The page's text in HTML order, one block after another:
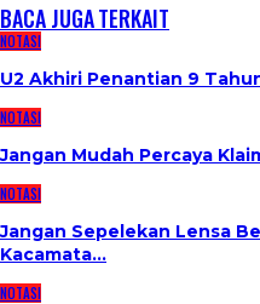
BACA JUGATERKAIT
NOTASI
U2 Akhiri Penantian 9
NOTASI
Jangan Mudah Percaya
NOTASI
Jangan Sepelekan Lensa
Kacamata…
NOTASI